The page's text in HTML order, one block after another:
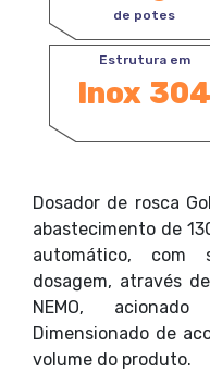
de potes
Estrutura em
Inox 304
Dosador de rosca
abastecimento de
automático,
dosagem, através
NEMO,
Dimensionado de
volume do produto.